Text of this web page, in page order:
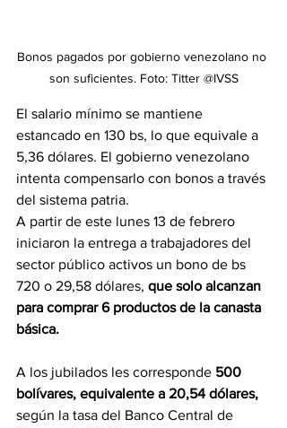
Bonos pagados por gobierno venezolano no
son suficientes. Foto: Titter @IVSS
El salario mínimo se mantiene
estancado en 130 bs, lo que equivale a
5,36 dólares. El gobierno venezolano
intenta compensarlo con bonos a través
del sistema patria.
A partir de este lunes 13 de febrero
iniciaron la entrega a trabajadores del
sector público activos un bono de bs
720 o 29,58 dólares, que solo alcanzan
para comprar 6 productos de la canasta
básica.
A los jubilados les corresponde 500
bolívares, equivalente a 20,54 dólares,
según la tasa del Banco Central de